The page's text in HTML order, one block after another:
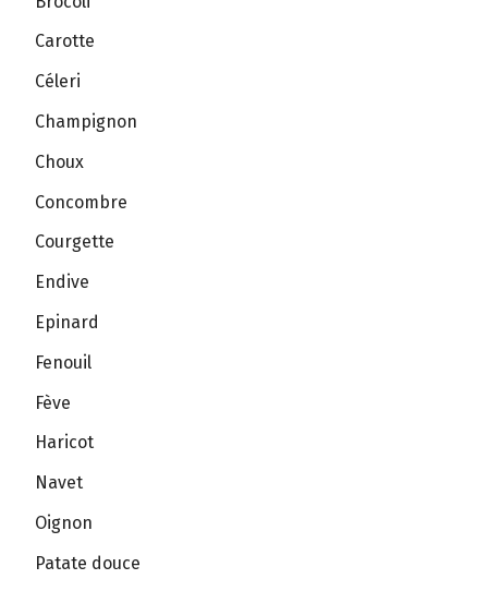
Carotte
Céleri
Champignon
Choux
Concombre
Courgette
Endive
Epinard
Fenouil
Fève
Haricot
Navet
Oignon
Patate douce